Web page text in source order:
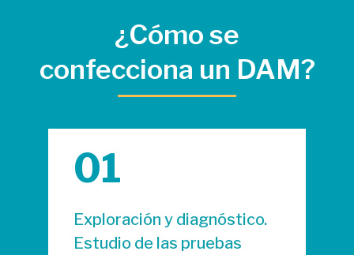
¿Cómo se
confecciona un DAM?
01
Exploración y diagnóstico.
Estudio de las pruebas